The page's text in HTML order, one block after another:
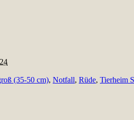
(35-50 cm), Notfall, Rüde, Tierheim